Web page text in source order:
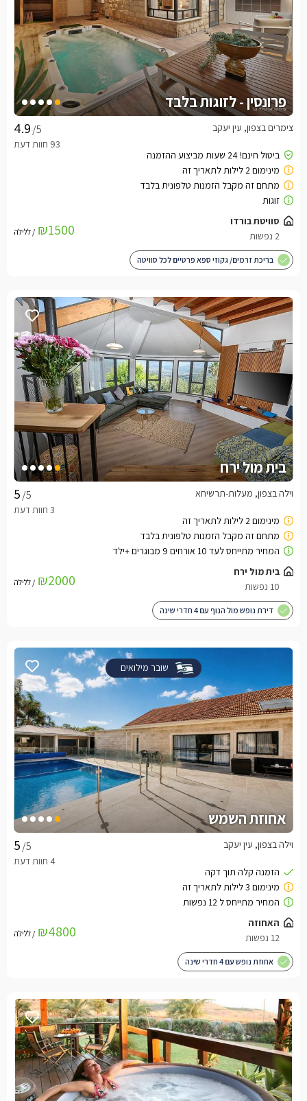
פרונסין - לזוגות בלבד
/5 צימרים בצפון, עין יעקב
סוויטת בורדו
2 נפשות
₪1500 / ללילה
בריכת זרמים/ גקוזי ספא פרטיים לכל סוויטה
בית מול ירח
/5 וילה בצפון, מעלות-תרשיחא
בית מול ירח
10 נפשות
₪2000 / ללילה
דירת נופש מול הנוף עם 4 חדרי שינה
שובר מילואים
אחוזת השמש
/5 וילה בצפון, עין יעקב
האחוזה
12 נפשות
₪4800 / ללילה
אחוזת נופש עם 4 חדרי שינה